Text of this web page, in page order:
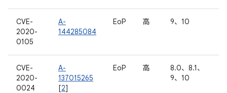
CVE-
2020-
0105
A-
144285084
EoP 高 9、10
CVE-
2020-
0024
A-
137015265
[2]
EoP 高
8.0、8.1、
9、10